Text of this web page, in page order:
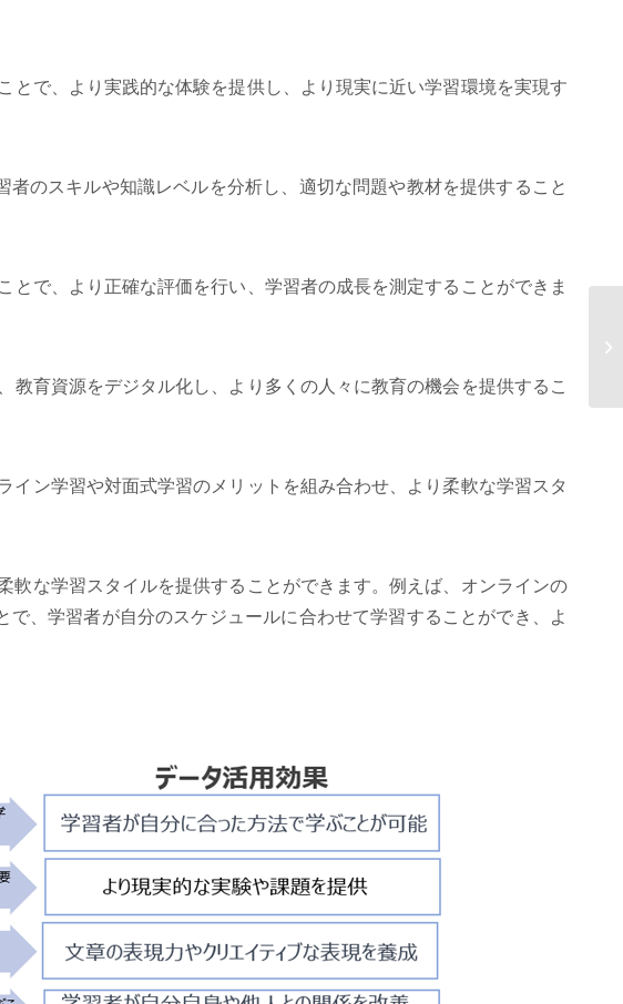
で、より実践的な体験を提供し、より現実に近い学習環境を実現す
のスキルや知識レベルを分析し、適切な問題や教材を提供すること
で、より正確な評価を行い、学習者の成長を測定することができま
育資源をデジタル化し、より多くの人々に教育の機会を提供するこ
ン学習や対面式学習のメリットを組み合わせ、より柔軟な学習スタ
な学習スタイルを提供することができます。例えば、オンラインの
、学習者が自分のスケジュールに合わせて学習することができ、よ